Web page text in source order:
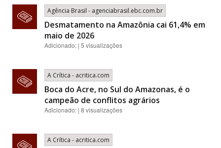
Agência Brasil - agenciabrasil.ebc.com.br
Desmatamento na Amazônia cai 61,4% em
maio de 2026
Adicionado: | 5 visualizações
A Crítica - acritica.com
Boca do Acre, no Sul do Amazonas, é o
campeão de conflitos agrários
Adicionado: | 8 visualizações
A Crítica - acritica.com